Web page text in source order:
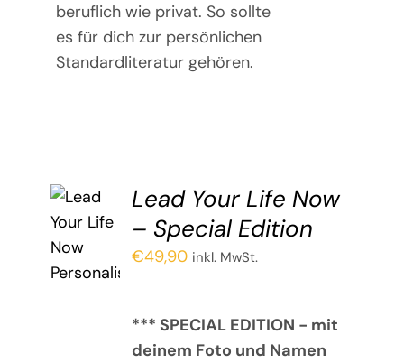
beruflich wie privat. So sollte
es für dich zur persönlichen
Standardliteratur gehören.
Lead Your Life Now
– Spe­cial Edition
€49,90 inkl. MwSt.
*** SPECIAL EDITION - mit
deinem Foto und Namen